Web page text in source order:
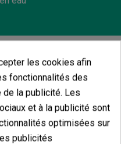
aussi
les cookies afin
fonctionnalités des
de la publicité. Les
et à la publicité sont
optimisées sur
publicités